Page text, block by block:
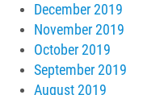
December 2019
November 2019
October 2019
September 2019
August 2019